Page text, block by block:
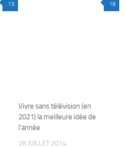
13 16
Vivre sans télévision (en
2021) la meilleure idée de
l’année
28 JUILLET 2014